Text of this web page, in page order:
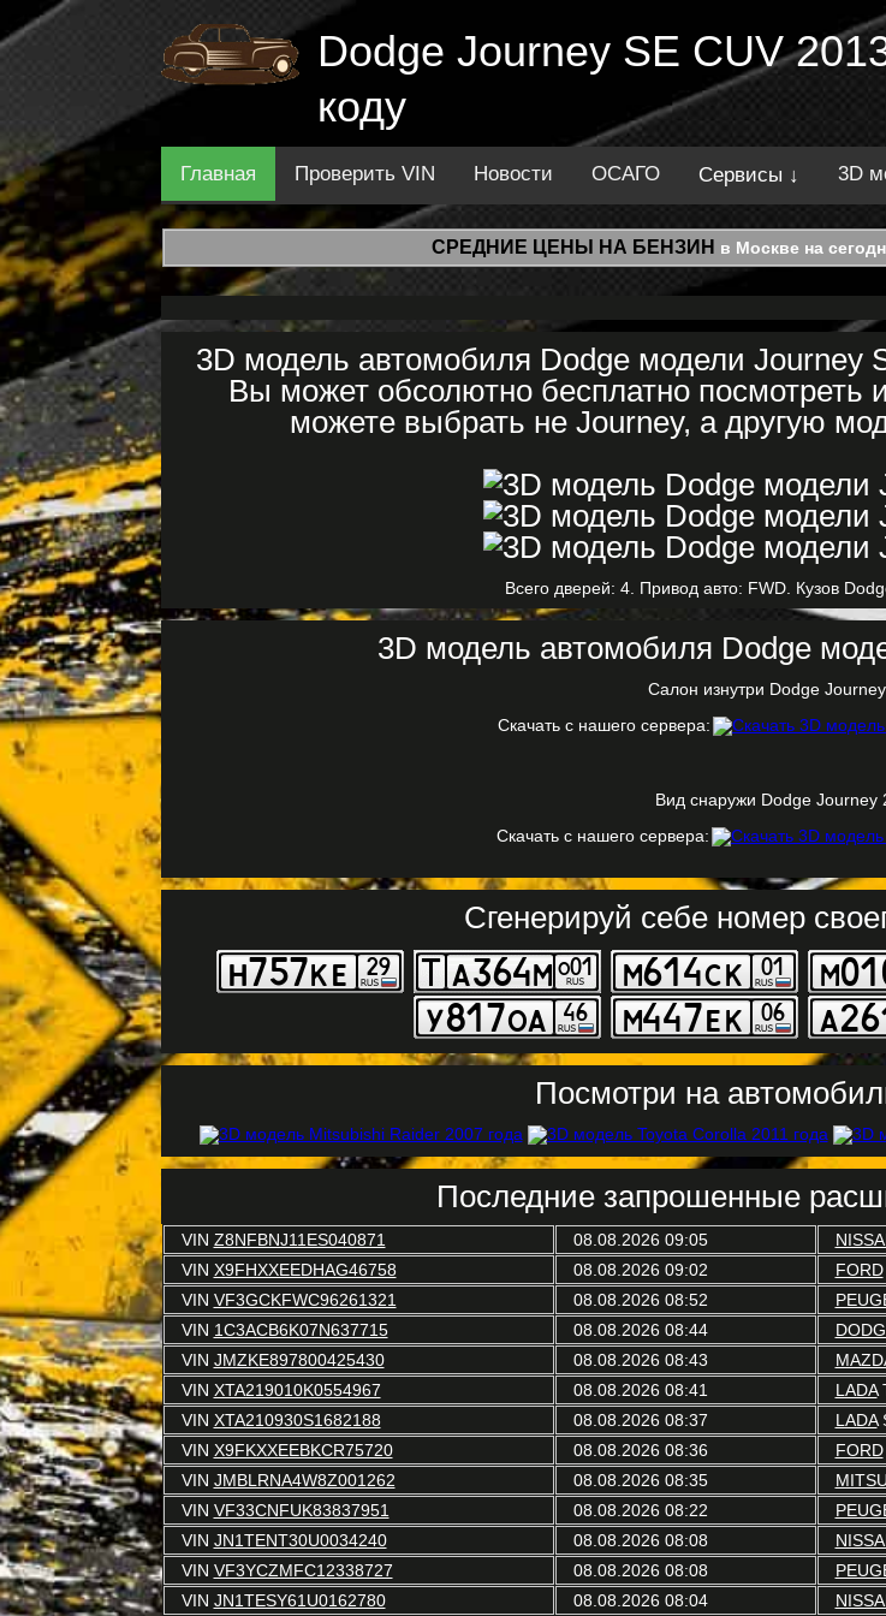
Dodge Journey SE CUV
коду
Главная Проверить VIN Новости ОСАГО Сервисы ↓ 3D
СРЕДНИЕ ЦЕНЫ НА БЕНЗИН в Москве на
3D модель автомобиля Dodge модели Journey
Вы может обсолютно бесплатно посмотреть
можете выбрать не Journey, а другую
Всего дверей: 4. Привод авто: FWD. Кузов
3D модель автомобиля Dodge
Салон изнутри Dodge
Скачать с нашего сервера:
Вид снаружи Dodge Journey
Скачать с нашего сервера:
Сгенерируй себе номер
Посмотри на
Последние запрошенные
VIN Z8NFBNJ11ES040871 08.08.2026 09:05
VIN X9FHXXEEDHAG46758 08.08.2026 09:02 FORD
VIN VF3GCKFWC96261321 08.08.2026 08:52
VIN 1C3ACB6K07N637715 08.08.2026 08:44
VIN JMZKE897800425430 08.08.2026 08:43
VIN XTA219010K0554967 08.08.2026 08:41 LADA
VIN XTA210930S1682188 08.08.2026 08:37 LADA
VIN X9FKXXEEBKCR75720 08.08.2026 08:36 FORD
VIN JMBLRNA4W8Z001262 08.08.2026 08:35
VIN VF33CNFUK83837951 08.08.2026 08:22
VIN JN1TENT30U0034240 08.08.2026 08:08
VIN VF3YCZMFC12338727 08.08.2026 08:08
VIN JN1TESY61U0162780 08.08.2026 08:04